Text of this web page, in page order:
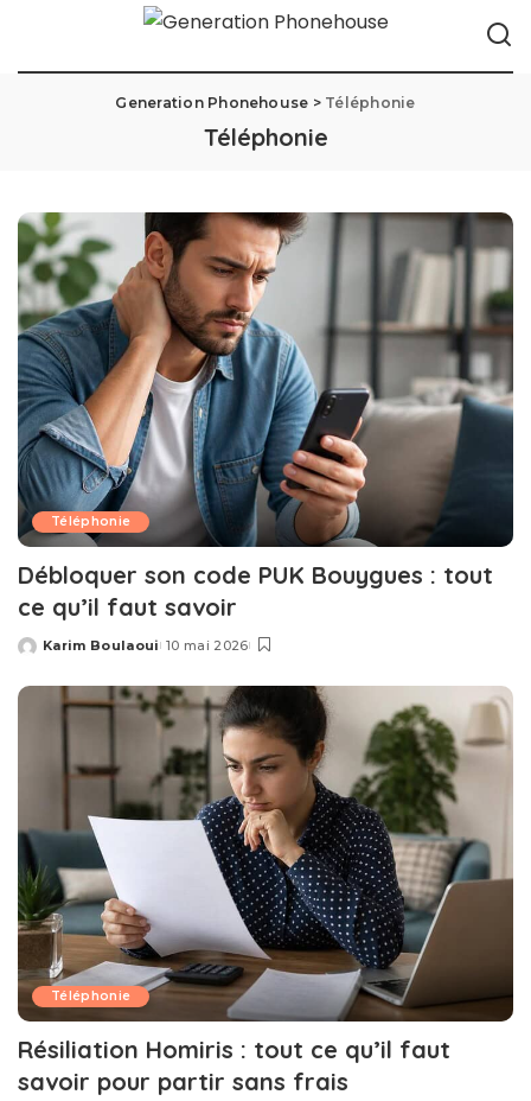
Generation Phonehouse > Téléphonie
Téléphonie
Téléphonie
Débloquer son code PUK Bouygues : tout
ce qu’il faut savoir
Posted
Karim Boulaoui 10 mai 2026
Téléphonie
Résiliation Homiris : tout ce qu’il faut
savoir pour partir sans frais